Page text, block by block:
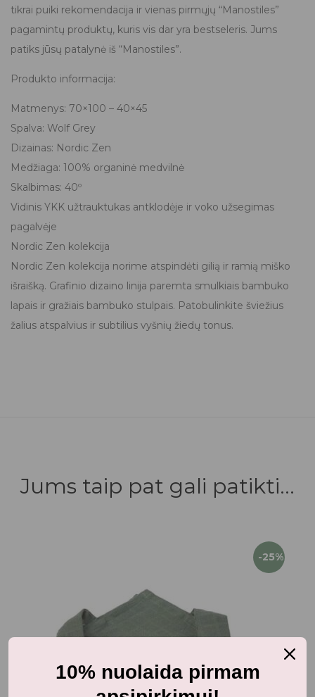
tikrai puiki rekomendacija ir vienas pirmųjų “Manostiles”
pagamintų produktų, kuris vis dar yra bestseleris. Jums
patiks jūsų patalynė iš “Manostiles”.
Produkto informacija:
Matmenys: 70×100 – 40×45
Spalva: Wolf Grey
Dizainas: Nordic Zen
Medžiaga: 100% organinė medvilnė
Skalbimas: 40º
Vidinis YKK užtrauktukas antklodėje ir voko užsegimas
pagalvėje
Nordic Zen kolekcija
Nordic Zen kolekcija norime atspindėti gilią ir ramią miško
išraišką. Grafinio dizaino linija paremta smulkiais bambuko
lapais ir gražiais bambuko stulpais. Patobulinkite šviežius
žalius atspalvius ir subtilius vyšnių žiedų tonus.
Jums taip pat gali patikti...
-25%
10% nuolaida pirmam